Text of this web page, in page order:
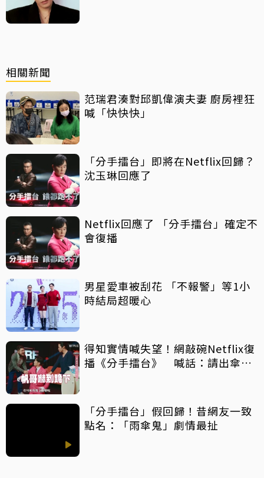
相關新聞
范瑞君湊對邱凱偉演夫妻 廚房裡狂
喊「快快快」
「分手擂台」即將在Netflix回歸？
沈玉琳回應了
Netflix回應了 「分手擂台」確定不
會復播
男星愛車被刮花 「不報警」等1小
時結局超暖心
得知實情喊失望！網敲碗Netflix復
播《分手擂台》 喊話：請出傘精
「分手擂台」假回歸！昔網友一致
點名：「雨傘鬼」劇情最扯